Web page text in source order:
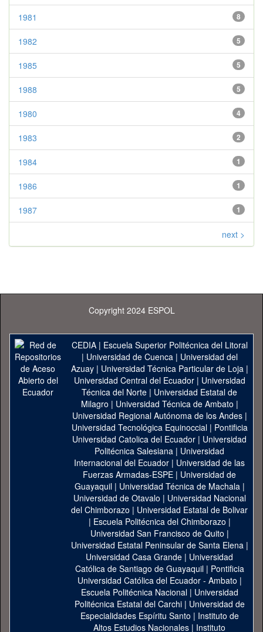
8
1981
5
1982
5
1985
5
1988
4
1980
2
1983
1
1984
1
1986
1
1987
next >
Copyright 2024 ESPOL
CEDIA| Escuela Superior Politécnica del Litoral
| Universidad de Cuenca| Universidad del
Azuay| Universidad Técnica Particular de Loja|
Universidad Central del Ecuador| Universidad
Técnica del Norte | Universidad Estatal de
Milagro | Universidad Técnica de Ambato |
Universidad Regional Autónoma de los Andes|
Universidad Tecnológica Equinoccial| Pontificia
Universidad Catolica del Ecuador | Universidad
Politécnica Salesiana | Universidad
Internacional del Ecuador | Universidad de las
Fuerzas Armadas-ESPE | Universidad de
Guayaquil| Universidad Técnica de Machala|
Universidad de Otavalo | Universidad Nacional
del Chimborazo | Universidad Estatal de Bolivar
| Escuela Politécnica del Chimborazo |
Universidad San Francisco de Quito |
Universidad Estatal Peninsular de Santa Elena|
Universidad Casa Grande | Universidad
Católica de Santiago de Guayaquil| Pontificia
Universidad Católica del Ecuador - Ambato |
Escuela Politécnica Nacional| Universidad
Politécnica Estatal del Carchi| Universidad de
Especialidades Espíritu Santo | Instituto de
Altos Estudios Nacionales | Instituto